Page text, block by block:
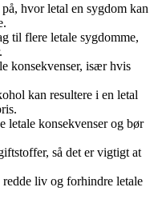
hvor letal en sygdom kan
til flere letale sygdomme,
konsekvenser, især hvis
kan resultere i en letal
letale konsekvenser og bør
så det er vigtigt at
liv og forhindre letale